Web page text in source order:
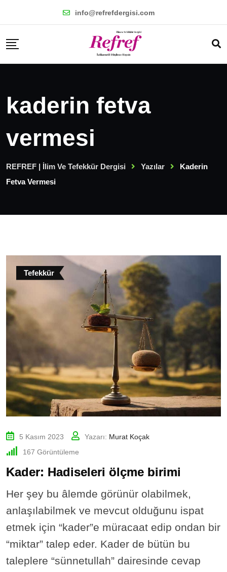
content
info@refrefdergisi.com
kaderin fetva
vermesi
REFREF | İlim Ve Tefekkür Dergisi Yazılar
Kaderin
Fetva Vermesi
Tefekkür
5 Kasım 2023 Yazarı: Murat Koçak
167 Görüntüleme
Kader: Hadiseleri ölçme birimi
Her şey bu âlemde görünür olabilmek,
anlaşılabilmek ve mevcut olduğunu ispat
etmek için “kader”e müracaat edip ondan bir
“miktar” talep eder. Kader de bütün bu
taleplere “sünnetullah” dairesinde cevap